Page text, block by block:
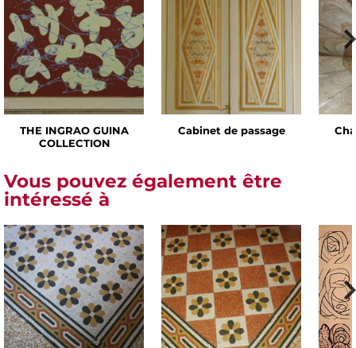
THE INGRAO GUINA
COLLECTION
Cabinet de passage
Vous pouvez également être
intéressé à